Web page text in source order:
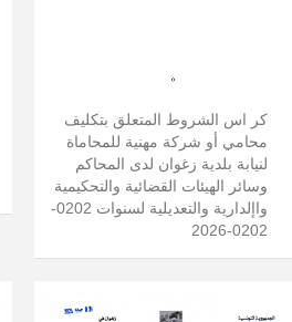
كر اس الشروط المتعلق بتكليف
محامي أو شركة مهنية للمحاماة
لنيابة بلدية زغوان لدى المحاكم
وسائر الهيئات القضائية والتحكيمية
واإلدارية والتعديلية لسنوات 0202-
0202-2026